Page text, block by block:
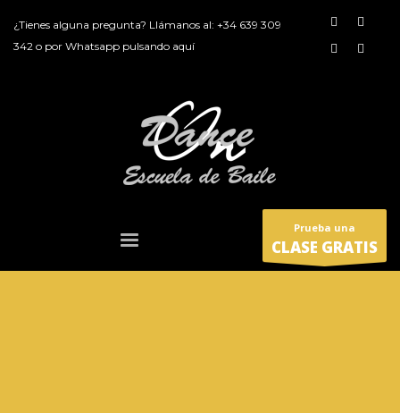
¿Tienes alguna pregunta? Llámanos al: +34 639 309
342 o por Whatsapp pulsando aquí
Prueba una
CLASE GRATIS